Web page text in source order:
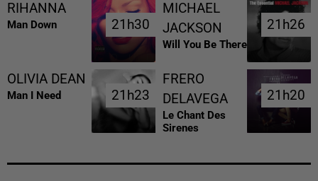
RIHANNA
Man Down 21h30
21h30
MICHAEL
JACKSON
Will You Be There
21h26
21h26
OLIVIA DEAN
Man I Need 21h23
21h23
FRERO
DELAVEGA
Le Chant Des
Sirenes
21h20
21h20